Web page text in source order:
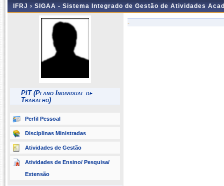
IFRJ › SIGAA - Sistema Integrado de Gestão de Atividades
PIT (Plano Individual de
Trabalho)
Perfil Pessoal
Disciplinas Ministradas
Atividades de Gestão
Atividades de Ensino/ Pesquisa/
Extensão
-